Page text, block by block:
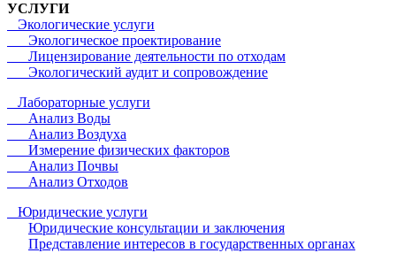
УСЛУГИ
Экологические услуги
Экологическое проектирование
Лицензирование деятельности по отходам
Экологический аудит и сопровождение
Лабораторные услуги
Анализ Воды
Анализ Воздуха
Измерение физических факторов
Анализ Почвы
Анализ Отходов
Юридические услуги
Юридические консультации и заключения
Представление интересов в государственных органах